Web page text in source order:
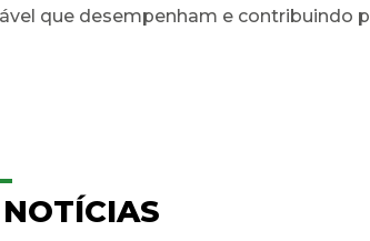
que desempenham e contribuindo